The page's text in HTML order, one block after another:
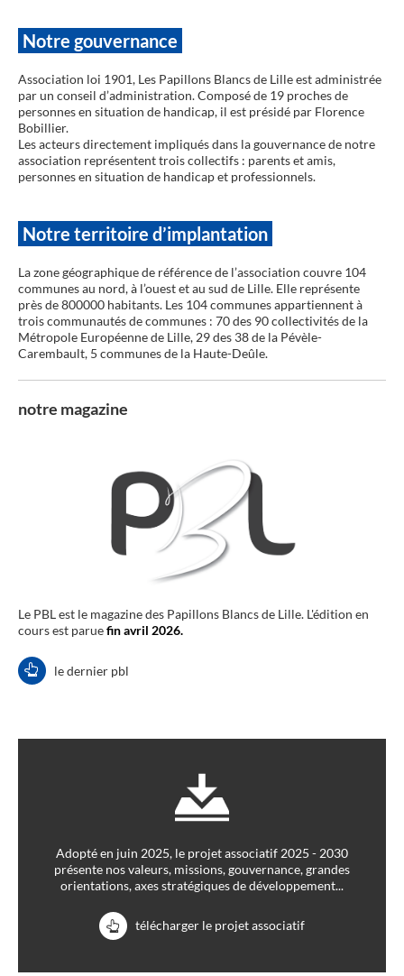
Notre gouvernance
Association loi 1901, Les Papillons Blancs de Lille est administrée
par un conseil d’administration. Composé de 19 proches de
personnes en situation de handicap, il est présidé par Florence
Bobillier.
Les acteurs directement impliqués dans la gouvernance de notre
association représentent trois collectifs : parents et amis,
personnes en situation de handicap et professionnels.
Notre territoire d’implantation
La zone géographique de référence de l’association couvre 104
communes au nord, à l’ouest et au sud de Lille. Elle représente
près de 800000 habitants. Les 104 communes appartiennent à
trois communautés de communes : 70 des 90 collectivités de la
Métropole Européenne de Lille, 29 des 38 de la Pévèle-
Carembault, 5 communes de la Haute-Deûle.
notre magazine
Le PBL est le magazine des Papillons Blancs de Lille. L'édition en
cours est paruefin avril 2026.
le dernier pbl
Adopté en juin 2025, le projet associatif 2025 - 2030
présente nos valeurs, missions, gouvernance, grandes
orientations, axes stratégiques de développement...
télécharger le projet associatif